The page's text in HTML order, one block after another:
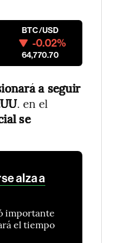
BTC/USD
-0.02%
64,770.70
a seguir
. en el
se
alza a
importante
el tiempo